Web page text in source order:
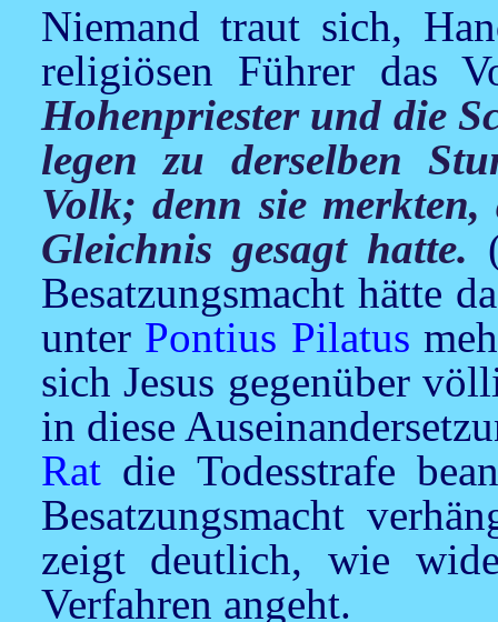
Niemand traut sich,
religiösen Führer das
Hohenpriester und die
legen zu derselben
Volk; denn sie
Gleichnis gesagt hatte.
Besatzungsmacht hätte
unter Pontius Pilatus
sichJesus gegenüber
in diese
Ratdie Todesstrafe
Besatzungsmacht
zeigt deutlich, wie
Verfahren angeht.